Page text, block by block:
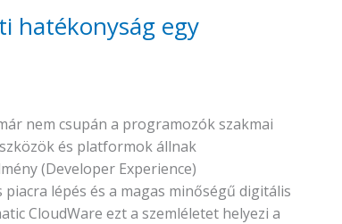
hatékonyság egy
nem csupán a programozók szakmai
és platformok állnak
(Developer Experience)
lépés és a magas minőségű digitális
CloudWare ezt a szemléletet helyezi a